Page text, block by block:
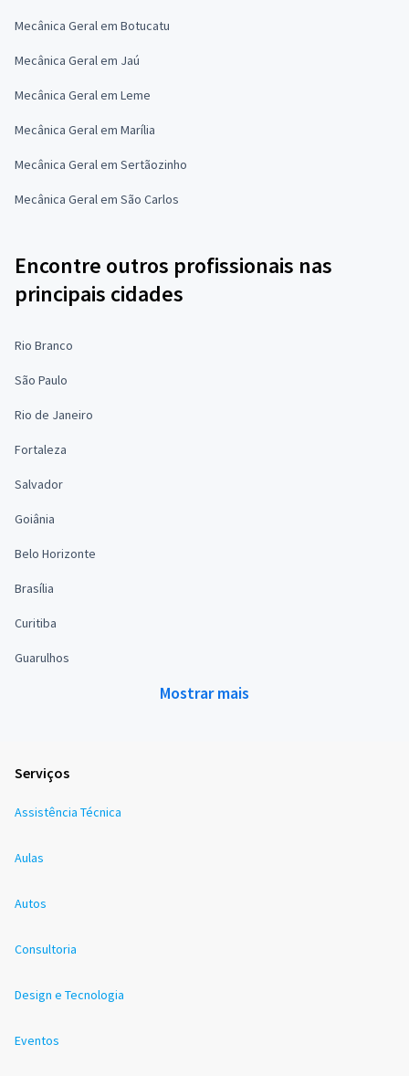
Mecânica Geral em Botucatu
Mecânica Geral em Jaú
Mecânica Geral em Leme
Mecânica Geral em Marília
Mecânica Geral em Sertãozinho
Mecânica Geral em São Carlos
Encontre outros profissionais nas
principais cidades
Rio Branco
São Paulo
Rio de Janeiro
Fortaleza
Salvador
Goiânia
Belo Horizonte
Brasília
Curitiba
Guarulhos
Mostrar mais
Serviços
Assistência Técnica
Aulas
Autos
Consultoria
Design e Tecnologia
Eventos